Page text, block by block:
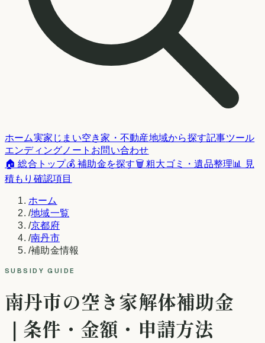
ホーム実家じまい空き家・不動産地域から探す記事ツール
エンディングノート お問い合わせ
🏠 総合トップ💰 補助金を探す🗑️ 粗大ゴミ・遺品整理📊 見
積もり確認項目
ホーム
/地域一覧
/京都府
/南丹市
/補助金情報
SUBSIDY GUIDE
南丹市の空き家解体補助金
｜条件・金額・申請方法